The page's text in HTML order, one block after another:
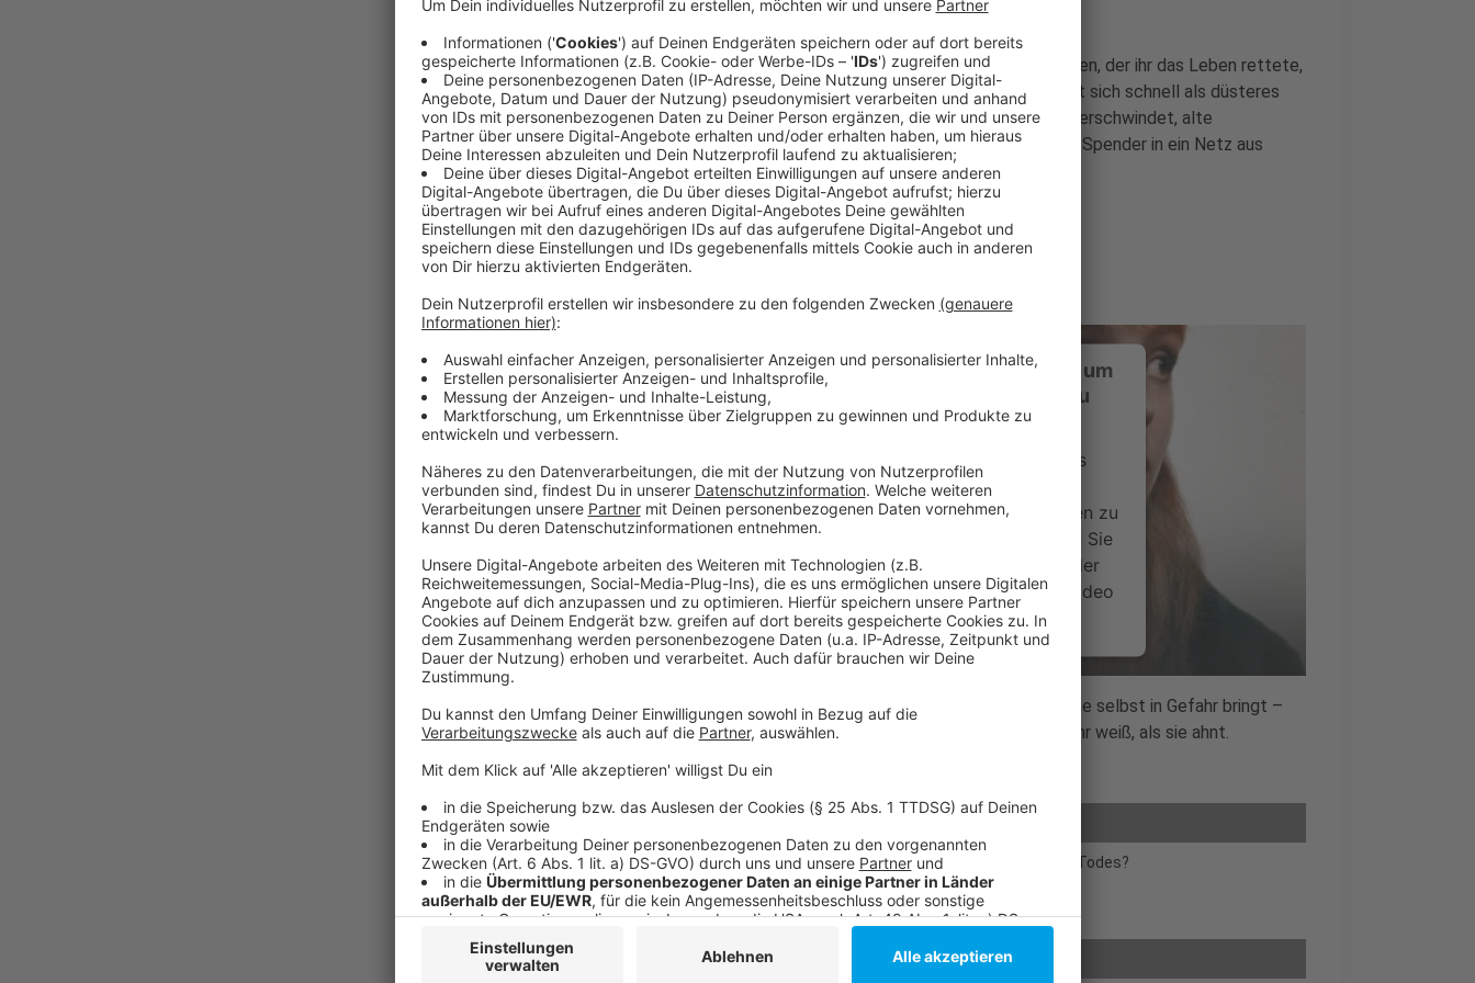
Von dem Wunsch getrieben, mehr über den jungen Mann zu erfahren, der ihr das Leben rettete,
reist Clara in dessen Heimatdorf. Doch der idyllische Ort entpuppt sich schnell als düsteres
Labyrinth aus Geheimnissen und ungelösten Tragödien. Ein Baby verschwindet, alte
Vermisstenfälle kommen ans Licht – und Clara entdeckt, dass ihr Spender in ein Netz aus
Lügen und Verbrechen verwickelt war.
Streaming-Dienst: Netflix
Anzeige
Wir benötigen Ihre Zustimmung, um
den YouTube Video-Service zu
laden!
Wir verwenden einen Service eines
Drittanbieters, um Videoinhalte
einzubetten. Dieser Service kann Daten zu
Ihren Aktivitäten sammeln. Bitte lesen Sie
die Details durch und stimmen Sie der
Nutzung des Service zu, um dieses Video
anzusehen.
Mehr Informationen
Akzeptieren
Je tiefer Claro gräbt, desto näher kommt sie einer Wahrheit, die sie selbst in Gefahr bringt –
und die Frage aufwirft, ob das Herz, das in ihrer Brust schlägt, mehr weiß, als sie ahnt.
Anzeige
Clara wurde transplantiert. Doch starb ihr Spender eines natürlichen Todes?
Anzeige
Copyright: Netflix